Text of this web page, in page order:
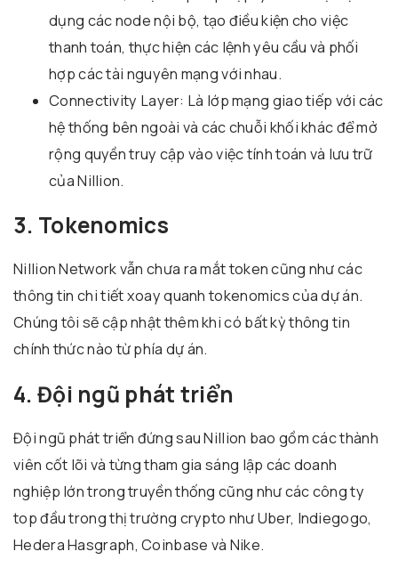
dụng các node nội bộ, tạo điều kiện cho việc
thanh toán, thực hiện các lệnh yêu cầu và phối
hợp các tài nguyên mạng với nhau.
Connectivity Layer: Là lớp mạng giao tiếp với các
hệ thống bên ngoài và các chuỗi khối khác để mở
rộng quyền truy cập vào việc tính toán và lưu trữ
của Nillion.
3. Tokenomics
Nillion Network vẫn chưa ra mắt token cũng như các
thông tin chi tiết xoay quanh tokenomics của dự án.
Chúng tôi sẽ cập nhật thêm khi có bất kỳ thông tin
chính thức nào từ phía dự án.
4. Đội ngũ phát triển
Đội ngũ phát triển đứng sau Nillion bao gồm các thành
viên cốt lõi và từng tham gia sáng lập các doanh
nghiệp lớn trong truyền thống cũng như các công ty
top đầu trong thị trường crypto như Uber, Indiegogo,
Hedera Hasgraph, Coinbase và Nike.